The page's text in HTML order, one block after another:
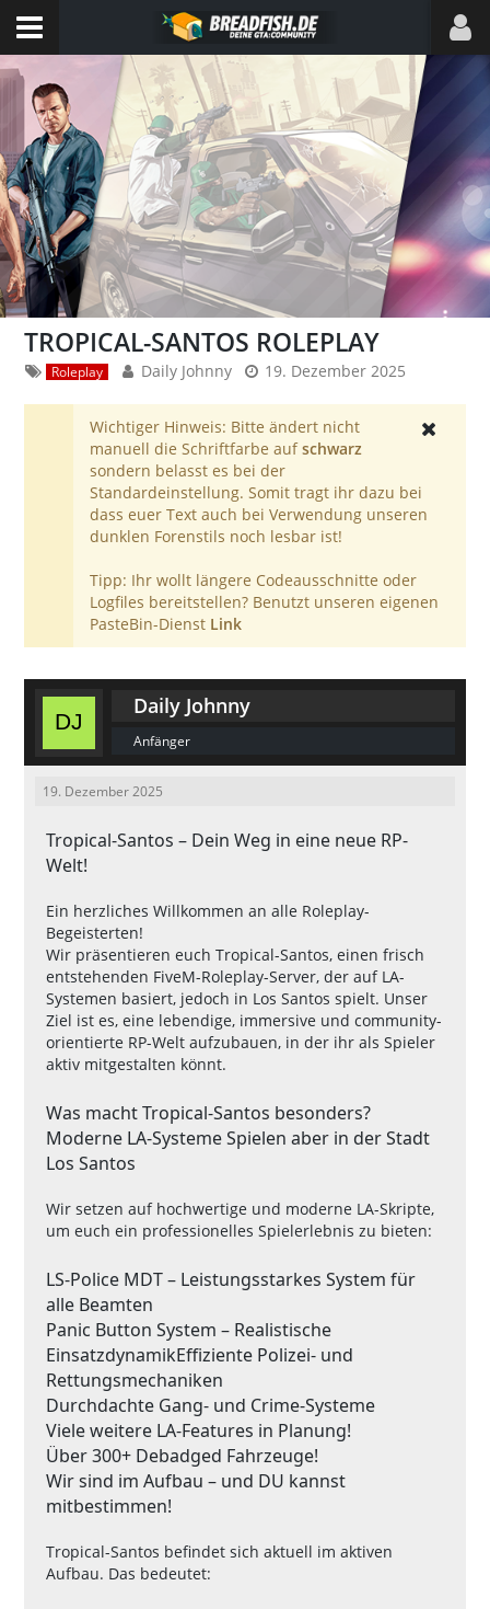
TROPICAL-SANTOS ROLEPLAY
Roleplay Daily Johnny 19. Dezember 2025
Wichtiger Hinweis: Bitte ändert nicht
manuell die Schriftfarbe aufschwarz
sondern belasst es bei der
Standardeinstellung. Somit tragt ihr dazu bei
dass euer Text auch bei Verwendung unseren
dunklen Forenstils noch lesbar ist!
Tipp: Ihr wollt längere Codeausschnitte oder
Logfiles bereitstellen? Benutzt unseren eigenen
PasteBin-Dienst Link
Daily Johnny
Anfänger
19. Dezember 2025
Tropical-Santos – Dein Weg in eine neue RP-
Welt!
Ein herzliches Willkommen an alle Roleplay-
Begeisterten!
Wir präsentieren euch Tropical-Santos, einen frisch
entstehenden FiveM-Roleplay-Server, der auf LA-
Systemen basiert, jedoch in Los Santos spielt. Unser
Ziel ist es, eine lebendige, immersive und community-
orientierte RP-Welt aufzubauen, in der ihr als Spieler
aktiv mitgestalten könnt.
Was macht Tropical-Santos besonders?
Moderne LA-Systeme Spielen aber in der Stadt
Los Santos
Wir setzen auf hochwertige und moderne LA-Skripte,
um euch ein professionelles Spielerlebnis zu bieten:
LS-Police MDT – Leistungsstarkes System für
alle Beamten
Panic Button System – Realistische
EinsatzdynamikEffiziente Polizei- und
Rettungsmechaniken
Durchdachte Gang- und Crime-Systeme
Viele weitere LA-Features in Planung!
Über 300+ Debadged Fahrzeuge!
Wir sind im Aufbau – und DU kannst
mitbestimmen!
Tropical-Santos befindet sich aktuell im aktiven
Aufbau. Das bedeutet: